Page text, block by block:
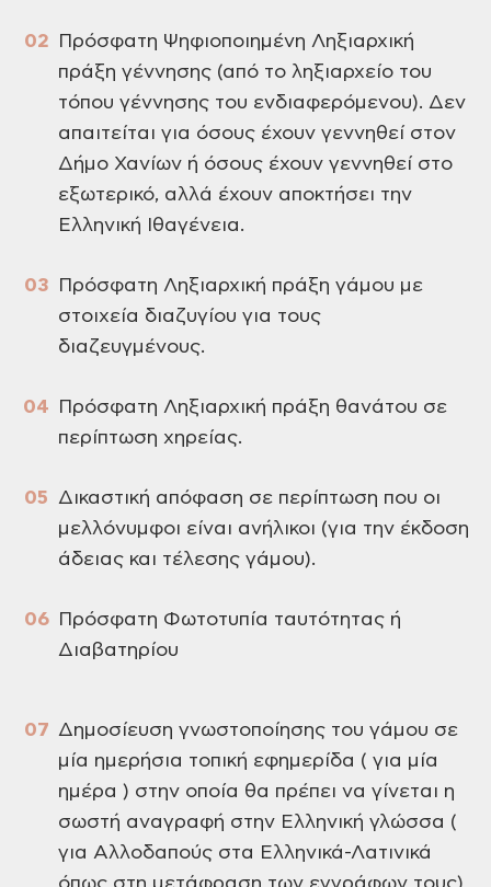
Πρόσφατη Ψηφιοποιημένη Ληξιαρχική
πράξη γέννησης (από το ληξιαρχείο του
τόπου γέννησης του ενδιαφερόμενου). Δεν
απαιτείται για όσους έχουν γεννηθεί στον
Δήμο Χανίων ή όσους έχουν γεννηθεί στο
εξωτερικό, αλλά έχουν αποκτήσει την
Ελληνική Ιθαγένεια.
Πρόσφατη Ληξιαρχική πράξη γάμου με
στοιχεία διαζυγίου για τους
διαζευγμένους.
Πρόσφατη Ληξιαρχική πράξη θανάτου σε
περίπτωση χηρείας.
Δικαστική απόφαση σε περίπτωση που οι
μελλόνυμφοι είναι ανήλικοι (για την έκδοση
άδειας και τέλεσης γάμου).
Πρόσφατη Φωτοτυπία ταυτότητας ή
Διαβατηρίου
Δημοσίευση γνωστοποίησης του γάμου σε
μία ημερήσια τοπική εφημερίδα ( για μία
ημέρα ) στην οποία θα πρέπει να γίνεται η
σωστή αναγραφή στην Ελληνική γλώσσα (
για Αλλοδαπούς στα Ελληνικά-Λατινικά